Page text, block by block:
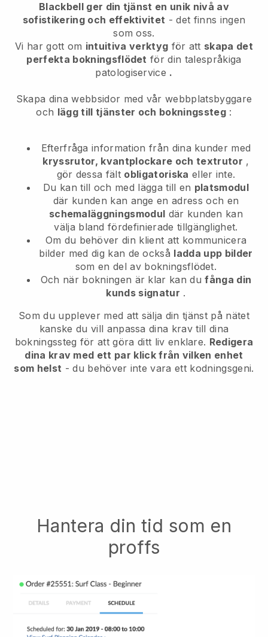
Blackbell ger din tjänst en unik nivå av
sofistikering och effektivitet - det finns ingen
som oss.
Vi har gott om intuitiva verktyg för att skapa det
perfekta bokningsflödet för din talespråkiga
patologiservice .
Skapa dina webbsidor med vår webbplatsbyggare
och lägg till tjänster och bokningssteg:
Efterfråga information från dina kunder med
kryssrutor, kvantplockare och textrutor ,
gör dessa fält obligatoriska eller inte.
Du kan till och med lägga till en platsmodul
där kunden kan ange en adress och en
schemaläggningsmodul där kunden kan
välja bland fördefinierade tillgänglighet.
Om du behöver din klient att kommunicera
bilder med dig kan de också ladda upp bilder
som en del av bokningsflödet.
Och när bokningen är klar kan dufånga din
kunds signatur .
Som du upplever med att sälja din tjänst på nätet
kanske du vill anpassa dina krav till dina
bokningssteg för att göra ditt liv enklare. Redigera
dina krav med ett par klick från vilken enhet
som helst - du behöver inte vara ett kodningsgeni.
Hantera din tid som en
proffs